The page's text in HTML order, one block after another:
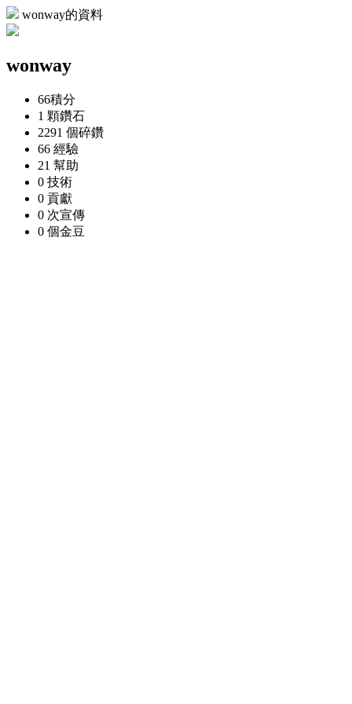
wonway的資料
wonway
66積分
1 顆鑽石
2291 個碎鑽
66 經驗
21 幫助
0 技術
0 貢獻
0 次宣傳
0 個金豆